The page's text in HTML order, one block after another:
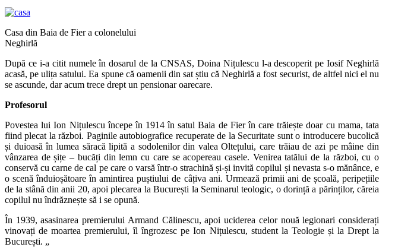
Casa din Baia de Fier a colonelului
Neghirlă
După ce i-a citit numele în dosarul de la CNSAS, Doina Nițulescu l-a descoperit pe Iosif Neghirlă
acasă, pe ulița satului. Ea spune că oamenii din sat știu că Neghirlă a fost securist, de altfel nici el nu
se ascunde, dar acum trece drept un pensionar oarecare.
Profesorul
Povestea lui Ion Nițulescu începe în 1914 în satul Baia de Fier în care trăiește doar cu mama, tata
fiind plecat la război. Paginile autobiografice recuperate de la Securitate sunt o introducere bucolică
și duioasă în lumea săracă lipită a sodolenilor din valea Oltețului, care trăiau de azi pe mâine din
vânzarea de șițe – bucăți din lemn cu care se acopereau casele. Venirea tatălui de la război, cu o
conservă cu carne de cal pe care o varsă într-o strachină și-și invită copilul și nevasta s-o mănânce, e
o scenă înduioșătoare în amintirea puștiului de câțiva ani. Urmează primii ani de școală, peripețiile
de la stână din anii 20, apoi plecarea la București la Seminarul teologic, o dorință a părinților, căreia
copilul nu îndrăznește să i se opună.
În 1939, asasinarea premierului Armand Călinescu, apoi uciderea celor nouă legionari considerați
vinovați de moartea premierului, îl îngrozesc pe Ion Nițulescu, student la Teologie și la Drept la
București. „